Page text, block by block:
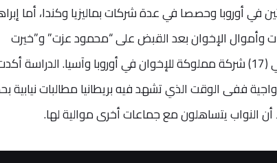
في أوروبا وحصصا في عدة شركات بماليزيا وكندا، أما
وأموال الإخوان بعد القبض على “محمود عزت” و”خيرت
الشاطر”،ويمتلك”منير” بمفرده حصصا وأسهما في (17) شركة مملوكة للإخوان في أوروبا وآسيا.
ففى الوقت الذي تشهد فيه بريطانيا مطالبات نيابية
أن النواب يتساهلون مع جماعات أخرى موالية لها.